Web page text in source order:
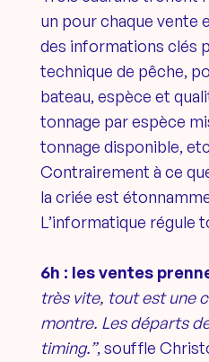
un pour chaque vente
des informations clés
technique de pêche,
bateau, espèce et
tonnage par espèce
tonnage disponible,
Contrairement à ce
la criée est
L’informatique régule
6h : les ventes
très vite, tout est une
montre. Les départs
timing.”, souffle